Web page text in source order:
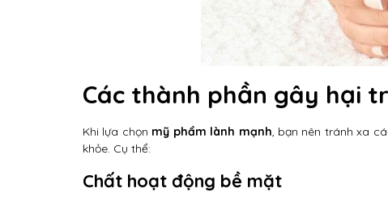
Các thành phần gây hại
Khi lựa chọn mỹ phẩm lành mạnh, bạn nên tránh xa
khỏe. Cụ thể:
Chất hoạt động bề mặt